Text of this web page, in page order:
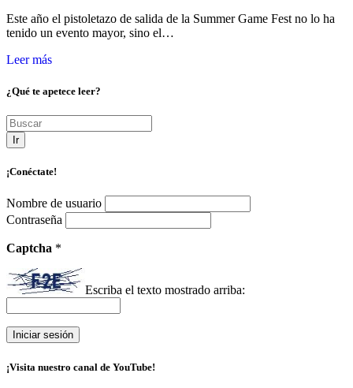
Este año el pistoletazo de salida de la Summer Game Fest no lo ha
tenido un evento mayor, sino el…
Leer más
¿Qué te apetece leer?
Ir
¡Conéctate!
Nombre de usuario
Contraseña
Captcha *
Escriba el texto mostrado arriba:
¡Visita nuestro canal de YouTube!